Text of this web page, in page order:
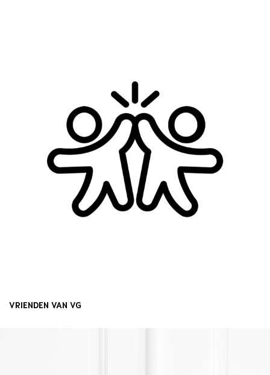
VRIENDEN VAN VG